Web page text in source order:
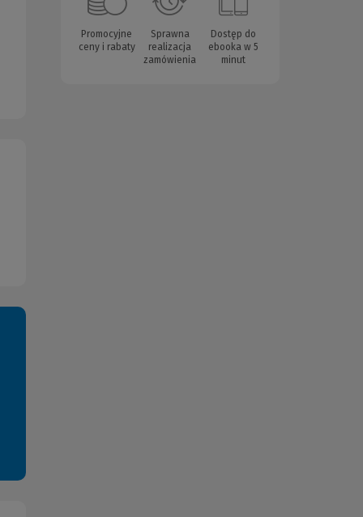
Promocyjne
ceny i rabaty
Sprawna
realizacja
zamówienia
Dostęp do
ebooka w 5
minut